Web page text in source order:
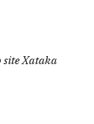
site Xataka